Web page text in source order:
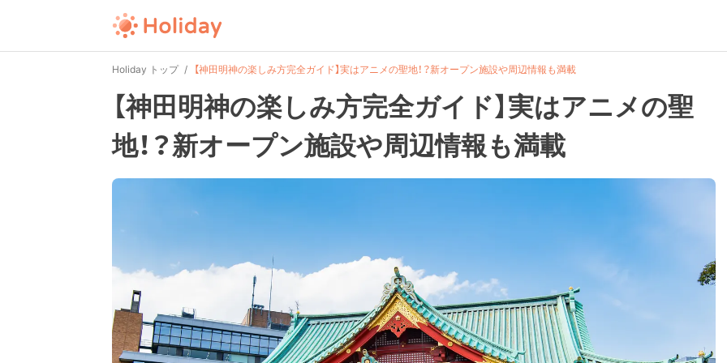
Holiday トップ 【神田明神の楽しみ方完全ガイド】実はアニメの聖地！？新オープン施設や周辺情報も満載
【神田明神の楽しみ方完全ガイド】実はアニメの聖
地！？新オープン施設や周辺情報も満載